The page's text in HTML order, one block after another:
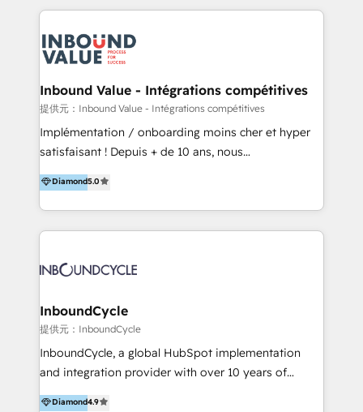
『最適なハブ』になります。 ーーーーーーーーーーー
ーーーーーーーーーーーーーーーーーーー 【プロジェ
90分程度） -現状課題の抽出、現実的な目標の確認 -要
件整理、必要十分なHubSpot製品の組合せのご提案 -お
見積り提示・ご承認、スケジュール決定、プロジェクト
キックオフ -マーケティング戦略策定（KGI）、ウェブ
戦略・戦術の設計（KPI） -全体導線遷移設計、ビジュ
プレート構築（CMS Hub） -顧客ライフサイクルステ
義・構築（Marketing Hub） -営業パイプラインの定
（Salesforce,SanSan,freeeなどとのデータ連携） -テ
スト公開・ブラウザチェック -本番公開、操作レクチャ
ー・マニュアル作成 -運用支援開始 ーーーーーーーーー
ーーーーーーーーーーーーーーーーーーーーー まずは
ハブワンにお気軽にご相談ください。
るプロジェクト参加型の支援」で、戦略・企画などのコ
BPO・実務まで幅広いご支援が可能です。 また、2022
年に国内初のBtoB営業DXに関する書籍『業務効率化か
らはじめるBtoB営業DX BtoB営業もここまでデジタル
化できる! 」を出版いたしました。 HubSpotの導入／
活用支援以外にも、下記のようなサービスを提供してい
ます。 - ABMターゲット定義 / リスト作成 - カスタマ
着 - WEB / LP / BtoB-EC制作 - WEB広告(Google/FB
他)運用 - 記事コンテンツ / 動画制作 - インサイドセー
織構築
Inbound Value - Intégrations compétitives
提供元：Inbound Value - Intégrations compétitives
Implémentation / onboarding moins cher et hyper
satisfaisant ! Depuis + de 10 ans, nous
accompagnons des entreprises dans
l’automatisation de leur croissance digitale via
HubSpot avec une approche compétitive. Nous
aidons nos clients à générer plus de RDV en
sommes une agence d’Inbound marketing et sales à
Diamond5.0
InboundCycle
提供元：InboundCycle
InboundCycle, a global HubSpot implementation
and integration provider with over 10 years of
experience, serves businesses in diverse industries.
Diamond4.9